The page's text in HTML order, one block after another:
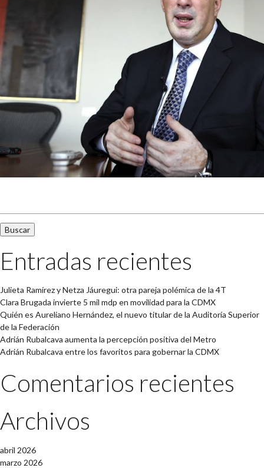
Entradas recientes
Julieta Ramírez y Netza Jáuregui: otra pareja polémica de la 4T
Clara Brugada invierte 5 mil mdp en movilidad para la CDMX
Quién es Aureliano Hernández, el nuevo titular de la Auditoría Superior
de la Federación
Adrián Rubalcava aumenta la percepción positiva del Metro
Adrián Rubalcava entre los favoritos para gobernar la CDMX
Comentarios recientes
Archivos
abril 2026
marzo 2026